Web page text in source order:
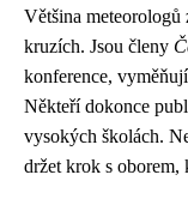
Většina
kruzích. Jsou členy
konference,
Někteří dokonce
vysokých školách.
držet krok s oborem,